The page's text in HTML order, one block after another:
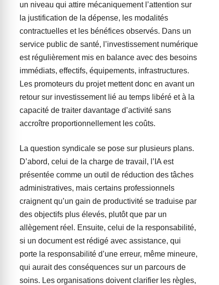
un niveau qui attire mécaniquement l’attention sur
la justification de la dépense, les modalités
contractuelles et les bénéfices observés. Dans un
service public de santé, l’investissement numérique
est régulièrement mis en balance avec des besoins
immédiats, effectifs, équipements, infrastructures.
Les promoteurs du projet mettent donc en avant un
retour sur investissement lié au temps libéré et à la
capacité de traiter davantage d’activité sans
accroître proportionnellement les coûts.
La question syndicale se pose sur plusieurs plans.
D’abord, celui de la charge de travail, l’IA est
présentée comme un outil de réduction des tâches
administratives, mais certains professionnels
craignent qu’un gain de productivité se traduise par
des objectifs plus élevés, plutôt que par un
allègement réel. Ensuite, celui de la responsabilité,
si un document est rédigé avec assistance, qui
porte la responsabilité d’une erreur, même mineure,
qui aurait des conséquences sur un parcours de
soins. Les organisations doivent clarifier les règles,